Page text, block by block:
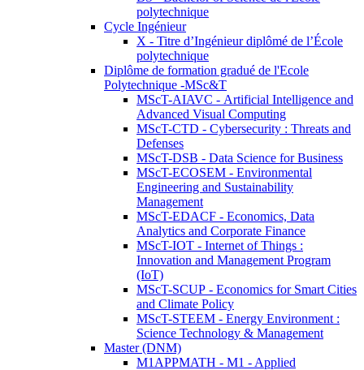
polytechnique
Cycle Ingénieur
X - Titre d’Ingénieur diplômé de l’École
polytechnique
Diplôme de formation gradué de l'Ecole
Polytechnique -MSc&T
MScT-AIAVC - Artificial Intelligence and
Advanced Visual Computing
MScT-CTD - Cybersecurity : Threats and
Defenses
MScT-DSB - Data Science for Business
MScT-ECOSEM - Environmental
Engineering and Sustainability
Management
MScT-EDACF - Economics, Data
Analytics and Corporate Finance
MScT-IOT - Internet of Things :
Innovation and Management Program
(IoT)
MScT-SCUP - Economics for Smart Cities
and Climate Policy
MScT-STEEM - Energy Environment :
Science Technology & Management
Master (DNM)
M1APPMATH - M1 - Applied